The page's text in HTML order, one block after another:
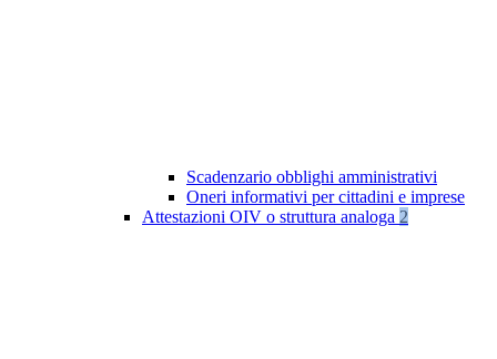
Scadenzario obblighi amministrativi
Oneri informativi per cittadini e imprese
Attestazioni OIV o struttura analoga 2